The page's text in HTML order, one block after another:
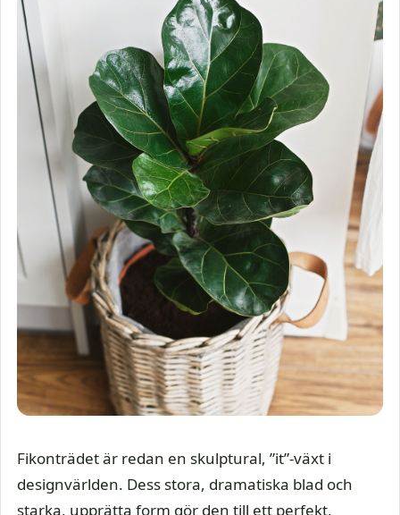
Fikonträdet är redan en skulptural, ”it”-växt i
designvärlden. Dess stora, dramatiska blad och
starka, upprätta form gör den till ett perfekt,